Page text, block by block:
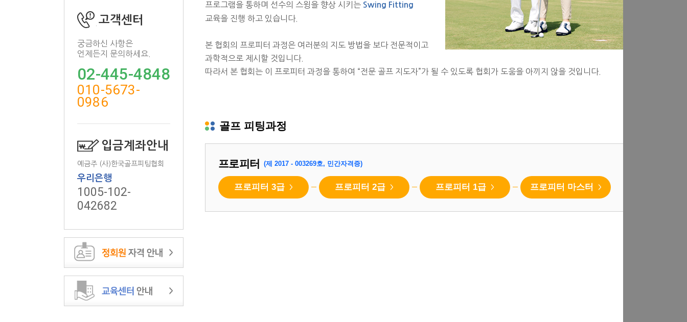
고객센터
궁금하신 사항은
언제든지 문의하세요.
02-445-4848
010-5673-
0986
입금계좌안내
예금주 (사)한국골프피팅협회
우리은행
1005-102-
042682
프로그램을 통하며 선수의 스윙을 향상 시키는 Swing Fitting
교육을 진행 하고 있습니다.
본 협회의
프로피터 과정은 여러분의 지도 방법을 보다 전문적이고
과학적으로 제시할 것입니다.
따라서 본 협회는 이
프로피터 과정을 통하여 “전문 골프 지도자”가 될 수 있도록 협회가 도움을 아끼지 않을 것입니다.
골프 피팅과정
프로피터 (제 2017 - 003269호, 민간자격증)
프로피터 3급 > 프로피터 2급 > 프로피터 1급 > 프로피터 마스터 >